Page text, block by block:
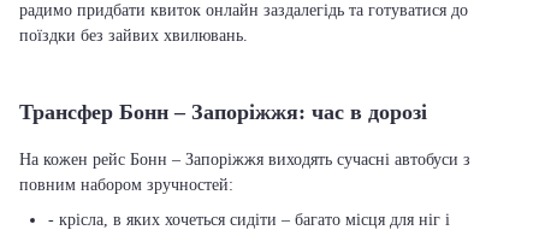
радимо придбати квиток онлайн заздалегідь та готуватися до
поїздки без зайвих хвилювань.
Трансфер Бонн – Запоріжжя: час в дорозі
На кожен рейс Бонн – Запоріжжя виходять сучасні автобуси з
повним набором зручностей:
- крісла, в яких хочеться сидіти – багато місця для ніг і